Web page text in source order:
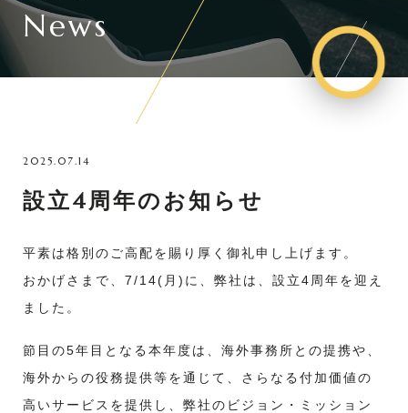
News
2025.07.14
設立4周年のお知らせ
平素は格別のご高配を賜り厚く御礼申し上げます。
おかげさまで、7/14(月)に、弊社は、設立4周年を迎え
ました。
節目の5年目となる本年度は、海外事務所との提携や、
海外からの役務提供等を通じて、さらなる付加価値の
高いサービスを提供し、弊社のビジョン・ミッション